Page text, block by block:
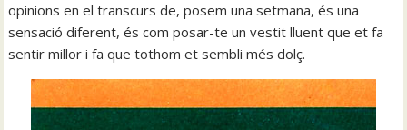
opinions en el transcurs de, posem una setmana, és una
sensació diferent, és com posar-te un vestit lluent que et fa
sentir millor i fa que tothom et sembli més dolç.